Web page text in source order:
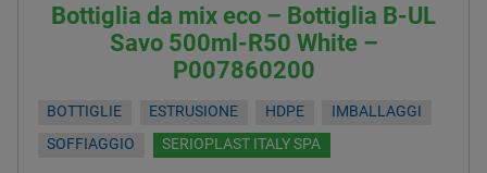
Bottiglia da mix eco – Bottiglia B-UL
Savo 500ml-R50 White –
P007860200
BOTTIGLIE ESTRUSIONE HDPE
IMBALLAGGI
SOFFIAGGIO
SERIOPLAST ITALY SPA